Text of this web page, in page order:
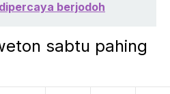
berjodoh
sabtu pahing